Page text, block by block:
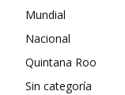
Mundial
Nacional
Quintana Roo
Sin categoría